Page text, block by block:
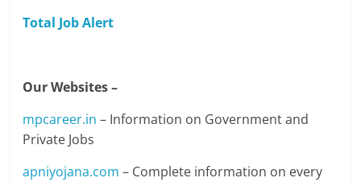
Total Job Alert
Our Websites –
mpcareer.in – Information on Government and
Private Jobs
apniyojana.com – Complete information on every